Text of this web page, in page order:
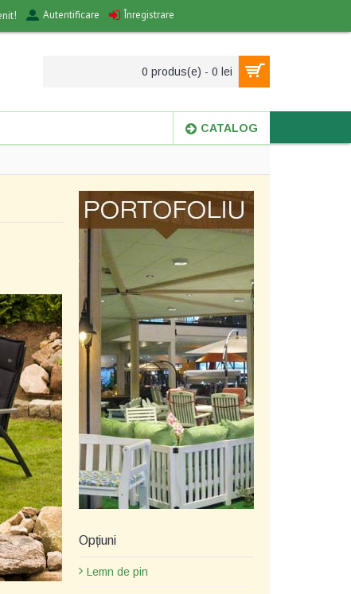
Autentificare Înregistrare
0 produs(e) - 0 lei
CATALOG
Opțiuni
Lemn de pin